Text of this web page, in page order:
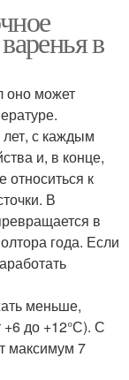
в
оно может
с каждым
и, в конце,
относиться к
В
в
года. Если
меньше,
+6 до +12°С). С
максимум 7